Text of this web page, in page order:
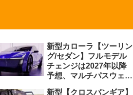
新型カローラ【ツーリン
グ/セダン】フルモデル
チェンジは2027年以降
予想、マルチパスウェイ
新型【クロスバンギア】